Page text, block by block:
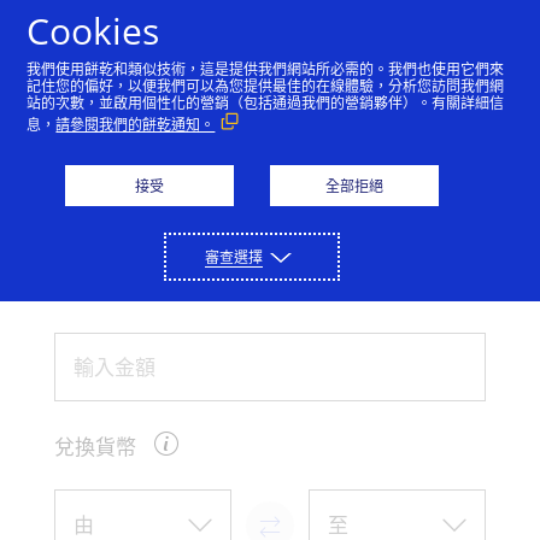
匯率計算器
使用下方的兌換器來了解你在國際旅行時
使用 Visa 卡支付時或會收到的費率。
Cookies
我們使用餅乾和類似技術，這是提供我們網站所必需的。我們也使用它們來
記住您的偏好，以便我們可以為您提供最佳的在線體驗，分析您訪問我們網
站的次數，並啟用個性化的營銷（包括通過我們的營銷夥伴）。有關詳細信
息，請參閱我們的餅乾通知。
接受 全部拒絕
審查選擇